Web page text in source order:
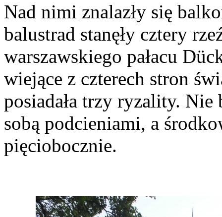
Nad nimi znalazły się
balustrad stanęły cztery
warszawskiego pałacu
wiejące z czterech stron
posiadała trzy ryzality. Nie
sobą podcieniami, a
pięciobocznie.